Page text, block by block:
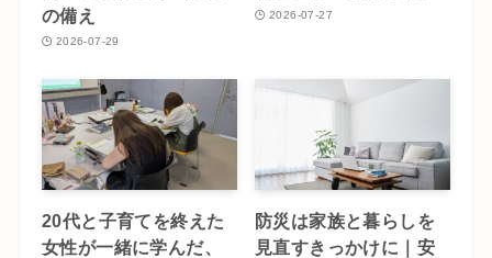
の備え
2026-07-29
2026-07-27
20代と子育てを終えた
女性が一緒に学んだ、
防災は家族と暮らしを
見直すきっかけに｜安